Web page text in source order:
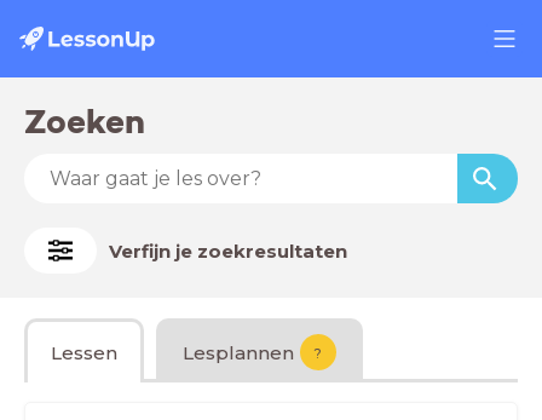
Zoeken
Verfijn je zoekresultaten
Lessen Lesplannen ?